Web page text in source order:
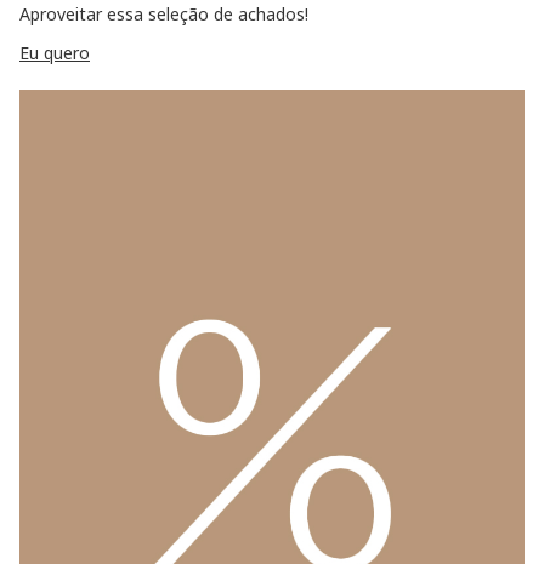
Aproveitar essa seleção de achados!
Eu quero